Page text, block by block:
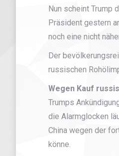
Nun scheint Trump
Präsident gestern
noch eine nicht
Der
russischen
Wegen Kauf
Trumps
die Alarmglocken
China wegen der
könne.